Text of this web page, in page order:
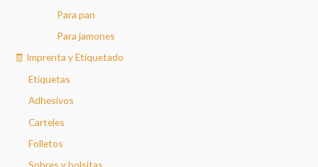
Para pan
Para jamones
🧾 Imprenta y Etiquetado
Etiquetas
Adhesivos
Carteles
Folletos